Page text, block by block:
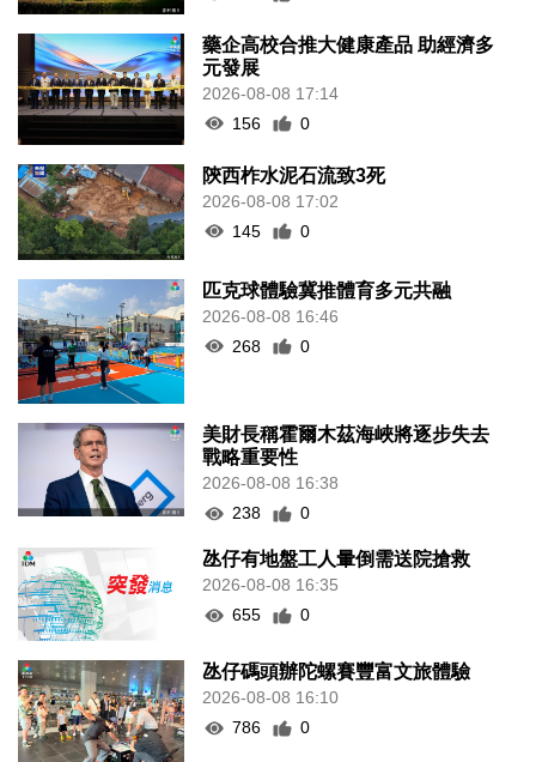
藥企高校合推大健康產品 助經濟多
元發展
2026-08-08 17:14
156
0
陝西柞水泥石流致3死
2026-08-08 17:02
145
0
匹克球體驗冀推體育多元共融
2026-08-08 16:46
268
0
美財長稱霍爾木茲海峽將逐步失去
戰略重要性
2026-08-08 16:38
238
0
氹仔有地盤工人暈倒需送院搶救
2026-08-08 16:35
655
0
氹仔碼頭辦陀螺賽豐富文旅體驗
2026-08-08 16:10
786
0